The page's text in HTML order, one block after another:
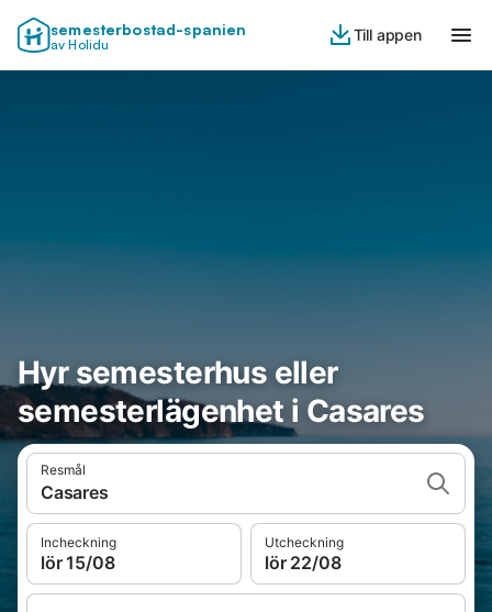
semesterbostad-spanien
av Holidu
Till appen
Hyr semesterhus eller
semesterlägenhet i Casares
Resmål
Casares
Incheckning
lör 15/08
Utcheckning
lör 22/08